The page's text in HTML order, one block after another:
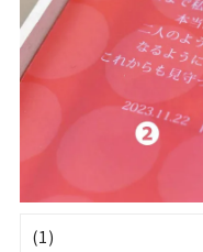
(1)